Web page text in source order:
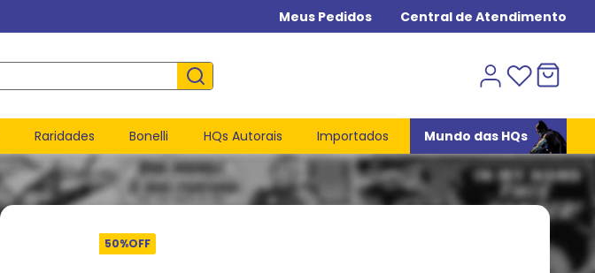
Meus Pedidos Central de Atendimento
Raridades Bonelli HQs Autorais Importados Mundo das HQs
50%OFF